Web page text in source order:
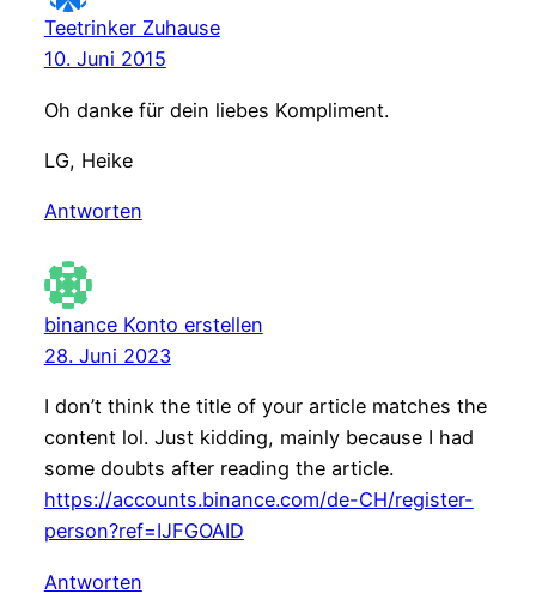
Teetrinker Zuhause
10. Juni 2015
Oh danke für dein liebes Kompliment.
LG, Heike
Antworten
binance Konto erstellen
28. Juni 2023
I don’t think the title of your article matches the
content lol. Just kidding, mainly because I had
some doubts after reading the article.
https://accounts.binance.com/de-CH/register-
person?ref=IJFGOAID
Antworten